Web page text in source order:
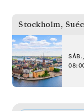
Stockholm,